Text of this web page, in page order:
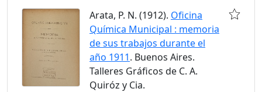
Arata, P. N. (1912). Oficina
Química Municipal : memoria
de sus trabajos durante el
año 1911. Buenos Aires.
Talleres Gráficos de C. A.
Quiróz y Cia.